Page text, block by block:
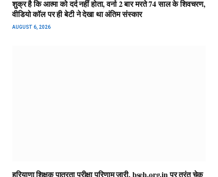
शुक्र है कि आत्मा को दर्द नहीं होता, वर्ना 2 बार मरते 74 साल के शिवचरण,
वीडियो कॉल पर ही बेटी ने देखा था अंतिम संस्कार
AUGUST 6, 2026
हरियाणा शिक्षक पात्रता परीक्षा परिणाम जारी, bseh.org.in पर तुरंत चेक